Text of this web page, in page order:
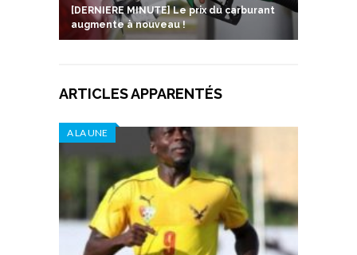
[DERNIERE MINUTE] Le prix du carburant
augmente à nouveau !
ARTICLES APPARENTÉS
A LA UNE